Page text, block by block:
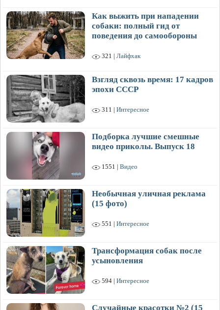
Как выжить при нападении
собаки: полный гид от
поведения до самообороны
321 | Лайфхак
Взгляд сквозь время: 17 кадров
эпохи СССР
311 | Интересное
Подборка лучшие смешные
видео приколы. Выпуск 18
1551 | Видео
Необычная уличная реклама
(15 фото)
551 | Интересное
Трансформация собак после
усыновления
594 | Интересное
Случайные красотки №2 (15